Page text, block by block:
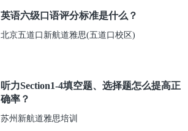
英语六级口语评分标准是什么？
北京五道口新航道雅思(五道口校区)
听力Section1-4填空题、选择题怎么提高正
确率？
苏州新航道雅思培训